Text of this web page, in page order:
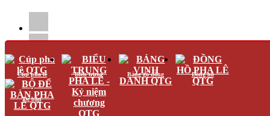
Cúp pha lê Biểu trưng Bảng gỗ đồng Đồng hồ
Để bàn